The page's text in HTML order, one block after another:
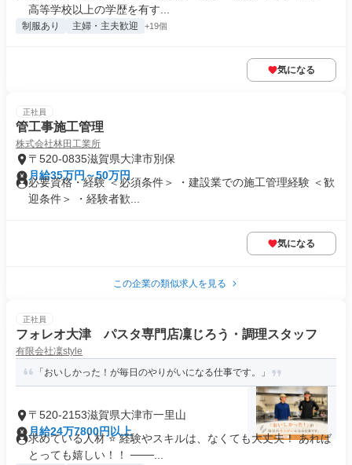
高等学校以上の学歴を有す...
制服あり 主婦・主夫歓迎 +19個
気になる
正社員
管工事施工管理
株式会社林田工業所
〒520-0835滋賀県大津市別保
月給35万円～50万円
必要資格・経験 ＜必須条件＞ ・建設業での施工管理経験 ＜歓
迎条件＞ ・経験者歓...
気になる
この企業の類似求人を見る
正社員
フォレオ大津 パスタ専門店凜じろう・調理スタッフ
有限会社凜style
「おいしかった！が毎日のやりがいになる仕事です。」
〒520-2153滋賀県大津市一里山
月給24万7800円以上
求めている人材 ⭐ 経験やスキルは、なくても大丈夫！ あれば
とっても嬉しい！！ ───...